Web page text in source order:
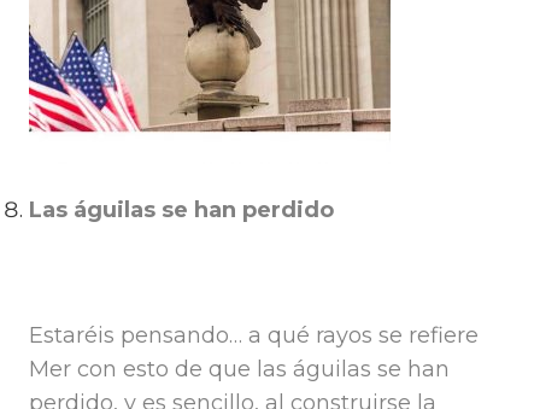
Las águilas se han perdido
Estaréis pensando… a qué rayos se refiere
Mer con esto de que las águilas se han
perdido, y es sencillo, al construirse la